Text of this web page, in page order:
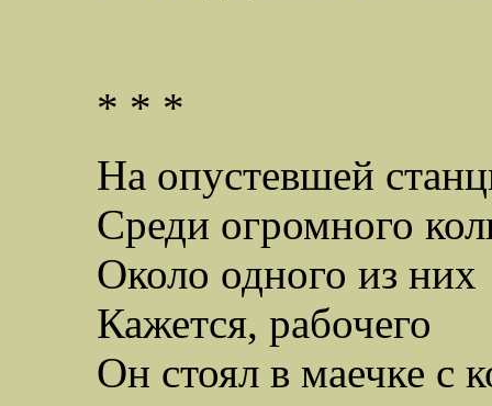
* * *
На опустевшей
Среди огромного
Около одного из них
Кажется, рабочего
Он стоял в маечке с